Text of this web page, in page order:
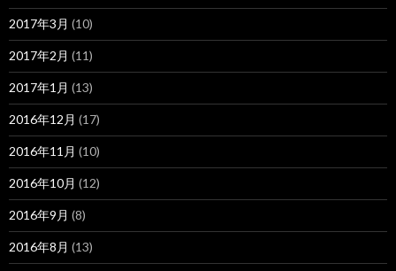
2017年3月 (10)
2017年2月 (11)
2017年1月 (13)
2016年12月 (17)
2016年11月 (10)
2016年10月 (12)
2016年9月 (8)
2016年8月 (13)